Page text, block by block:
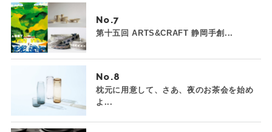
No.
第十五回 ARTS&CRAFT 静岡手創...
No.
枕元に用意して、さあ、夜のお茶会を始め
よ...